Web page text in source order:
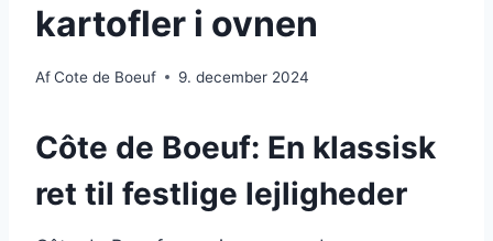
kartofler i ovnen
AfCote de Boeuf 9. december 2024
Côte de Boeuf: En klassisk
ret til festlige lejligheder